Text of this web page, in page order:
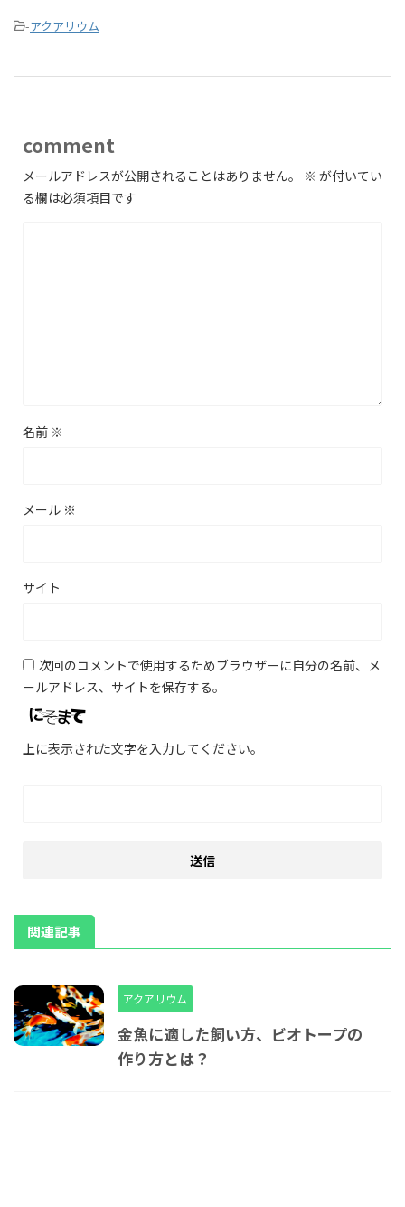
-アクアリウム
comment
メールアドレスが公開されることはありません。 ※ が付いてい
る欄は必須項目です
名前 ※
メール ※
サイト
次回のコメントで使用するためブラウザーに自分の名前、メ
ールアドレス、サイトを保存する。
上に表示された文字を入力してください。
関連記事
アクアリウム
金魚に適した飼い方、ビオトープの
作り方とは？